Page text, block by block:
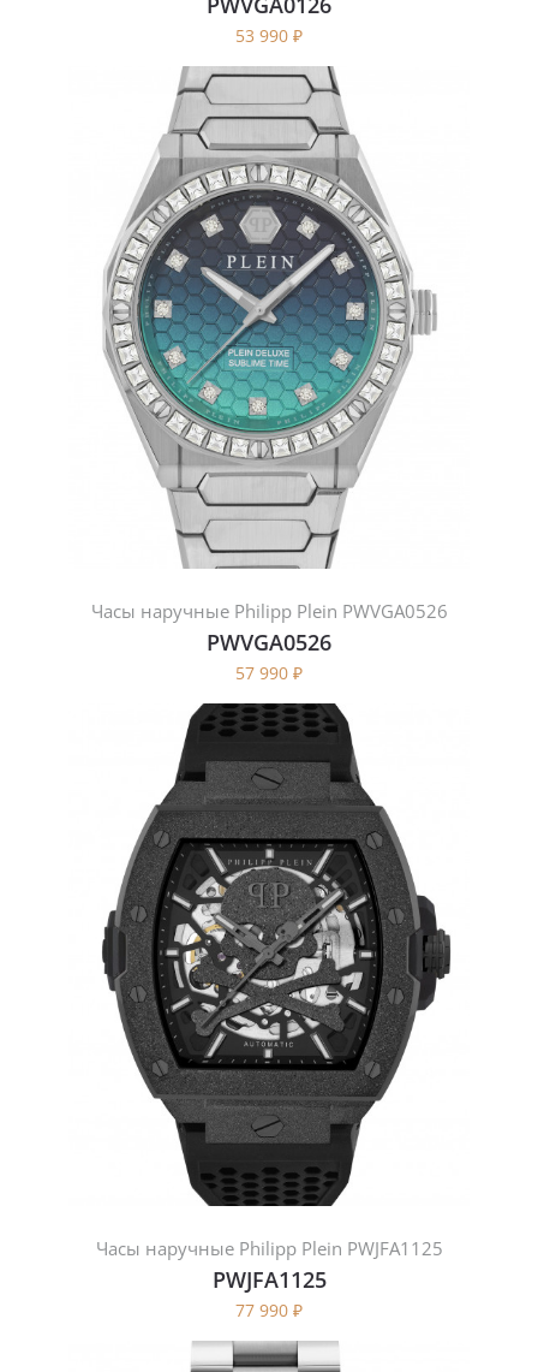
53 990 ₽
Часы наручные Philipp Plein PWVGA0526
PWVGA0526
57 990 ₽
Часы наручные Philipp Plein PWJFA1125
PWJFA1125
77 990 ₽